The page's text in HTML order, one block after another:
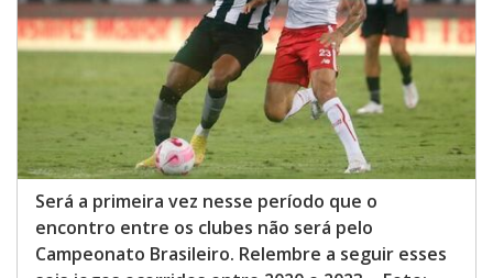
Será a primeira vez nesse período que o
encontro entre os clubes não será pelo
Campeonato Brasileiro. Relembre a seguir esses